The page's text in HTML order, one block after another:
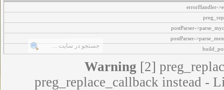
errorHandler-
postParser-
postParser-
Warning [2]
preg_replace_callback instead -